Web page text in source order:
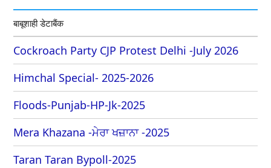
बाबूशाही डेटाबैंक
Cockroach Party CJP Protest Delhi -July 2026
Himchal Special- 2025-2026
Floods-Punjab-HP-Jk-2025
Mera Khazana -ਮੇਰਾ ਖਜ਼ਾਨਾ -2025
Taran Taran Bypoll-2025